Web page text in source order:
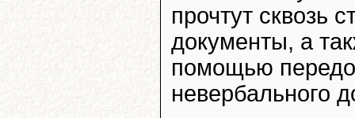
прочтут сквозь
документы, а
помощью
невербального